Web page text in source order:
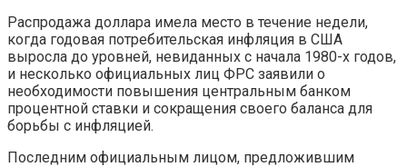
Распродажа доллара имела место в течение недели,
когда годовая потребительская инфляция в США
выросла до уровней, невиданных с начала 1980-х годов,
и несколько официальных лиц ФРС заявили о
необходимости повышения центральным банком
процентной ставки и сокращения своего баланса для
борьбы с инфляцией.
Последним официальным лицом, предложившим